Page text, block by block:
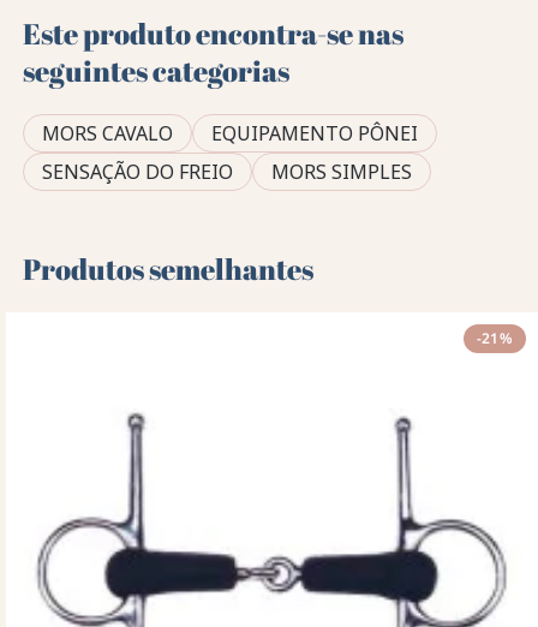
Este produto encontra-se nas
seguintes categorias
MORS CAVALO
EQUIPAMENTO PÔNEI
SENSAÇÃO DO FREIO
MORS SIMPLES
Produtos semelhantes
-21%